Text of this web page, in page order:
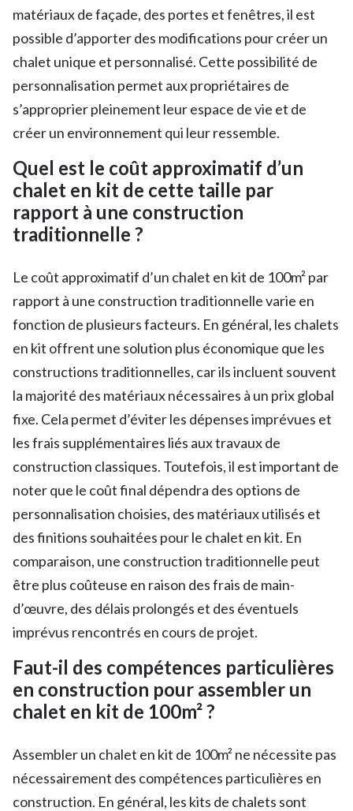
matériaux de façade, des portes et fenêtres, il est
possible d’apporter des modifications pour créer un
chalet unique et personnalisé. Cette possibilité de
personnalisation permet aux propriétaires de
s’approprier pleinement leur espace de vie et de
créer un environnement qui leur ressemble.
Quel est le coût approximatif d’un
chalet en kit de cette taille par
rapport à une construction
traditionnelle ?
Le coût approximatif d’un chalet en kit de 100m² par
rapport à une construction traditionnelle varie en
fonction de plusieurs facteurs. En général, les chalets
en kit offrent une solution plus économique que les
constructions traditionnelles, car ils incluent souvent
la majorité des matériaux nécessaires à un prix global
fixe. Cela permet d’éviter les dépenses imprévues et
les frais supplémentaires liés aux travaux de
construction classiques. Toutefois, il est important de
noter que le coût final dépendra des options de
personnalisation choisies, des matériaux utilisés et
des finitions souhaitées pour le chalet en kit. En
comparaison, une construction traditionnelle peut
être plus coûteuse en raison des frais de main-
d’œuvre, des délais prolongés et des éventuels
imprévus rencontrés en cours de projet.
Faut-il des compétences particulières
en construction pour assembler un
chalet en kit de 100m² ?
Assembler un chalet en kit de 100m² ne nécessite pas
nécessairement des compétences particulières en
construction. En général, les kits de chalets sont